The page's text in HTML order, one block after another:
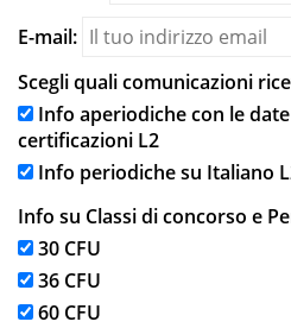
E-mail:
Scegli quali comunicazioni
Info aperiodiche con le
certificazioni L2
Info periodiche su Italiano
Info su Classi di concorso e
30 CFU
36 CFU
60 CFU